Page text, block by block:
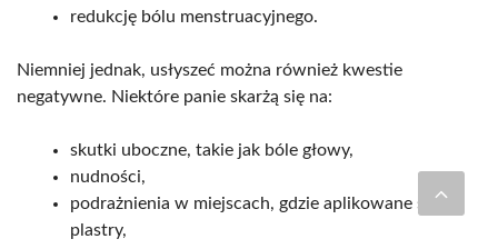
redukcję bólu menstruacyjnego.
Niemniej jednak, usłyszeć można również kwestie
negatywne. Niektóre panie skarżą się na:
skutki uboczne, takie jak bóle głowy,
nudności,
podrażnienia w miejscach, gdzie aplikowane są
plastry,